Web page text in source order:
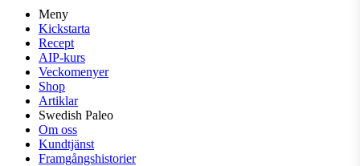
Meny
Kickstarta
Recept
AIP-kurs
Veckomenyer
Shop
Artiklar
Swedish Paleo
Om oss
Kundtjänst
Framgångshistorier